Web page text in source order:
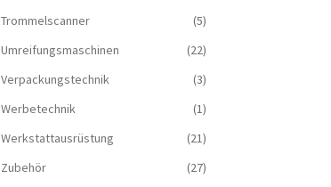
Trommelscanner
(5)
Umreifungsmaschinen
(22)
Verpackungstechnik
(3)
Werbetechnik
(1)
Werkstattausrüstung
(21)
Zubehör
(27)